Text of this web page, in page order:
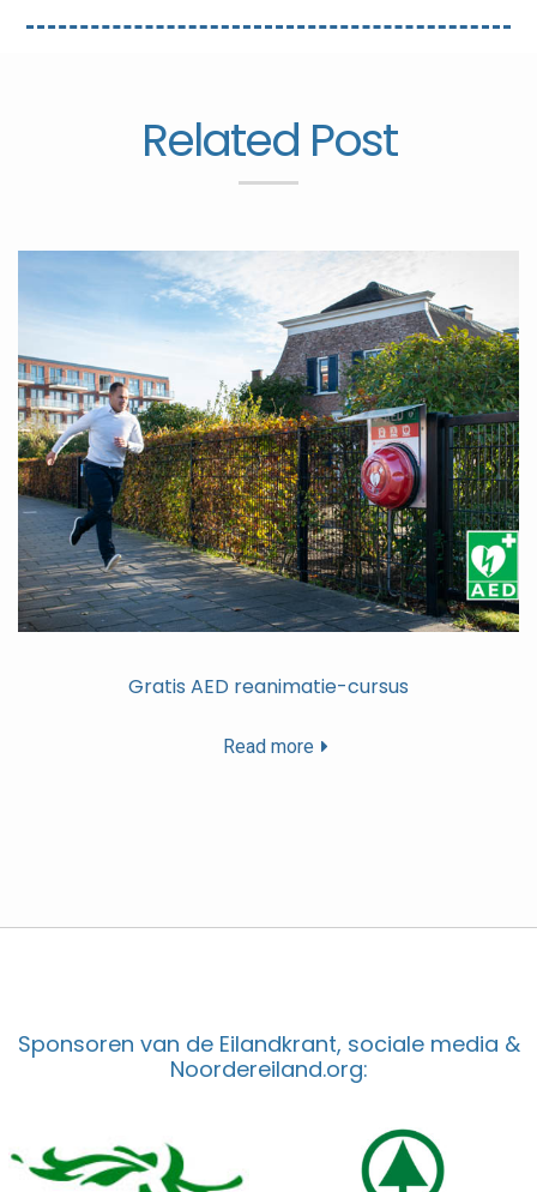
Related Post
Gratis AED reanimatie-cursus
Read more
Sponsoren van de Eilandkrant, sociale media &
Noordereiland.org: